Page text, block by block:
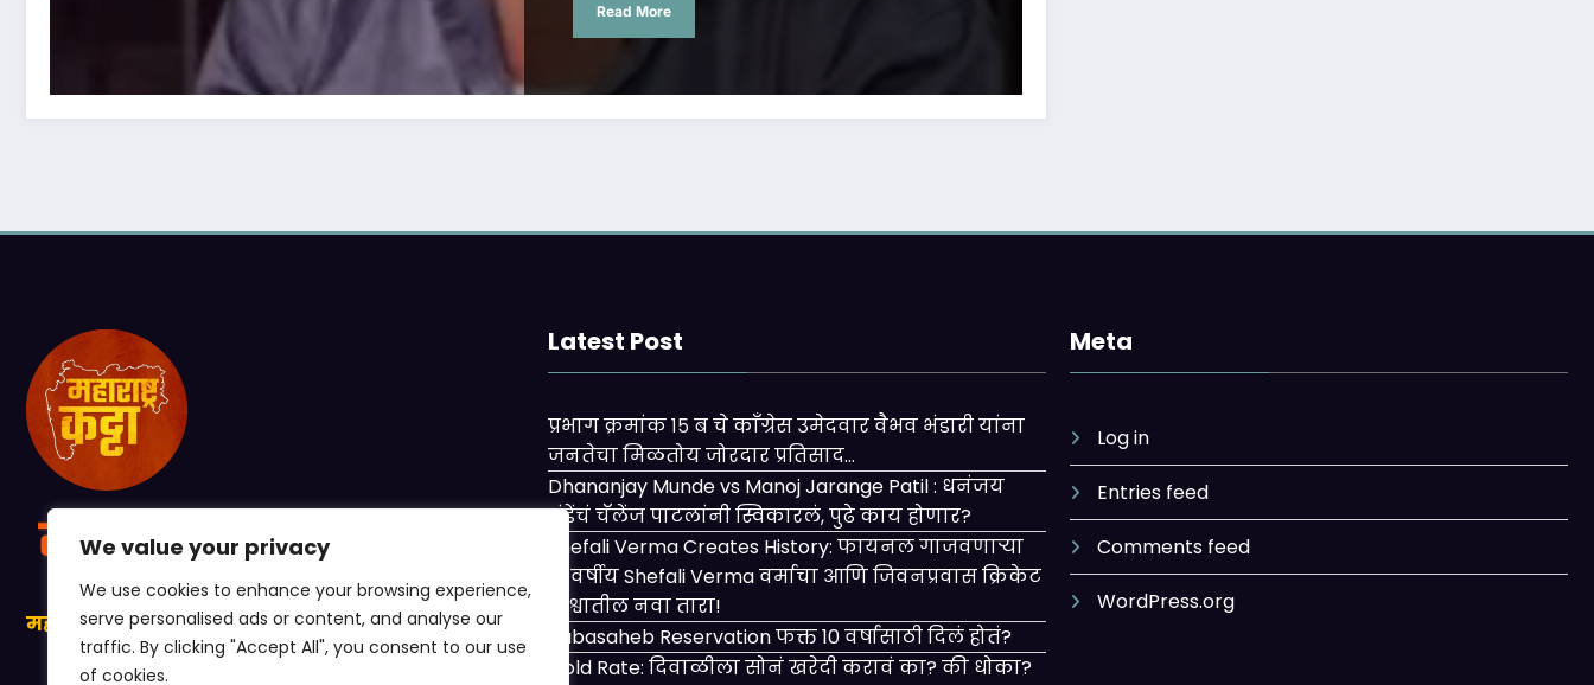
We value your privacy
We use cookies to enhance your browsing experience,
serve personalised ads or content, and analyse our
traffic. By clicking "Accept All", you consent to our use
of cookies.
Read More
महाराष्ट्राची प्रत्येक खबर, आपल्या कट्ट्यावर!
Latest Post
प्रभाग क्रमांक १५ ब चे काँग्रेस उमेदवार वैभव भंडारी यांना
जनतेचा मिळतोय जोरदार प्रतिसाद…
Dhananjay Munde vs Manoj Jarange Patil : धनंजय
मुंडेंचं चॅलेंज पाटलांनी स्विकारलं, पुढे काय होणार?
Shefali Verma Creates History: फायनल गाजवणाऱ्या
२१ वर्षीय Shefali Verma वर्माचा आणि जिवनप्रवास क्रिकेट
विश्वातील नवा तारा!
Babasaheb Reservation फक्त 10 वर्षासाठी दिलं होतं?
Gold Rate: दिवाळीला सोनं खरेदी करावं का? की धोका?
Meta
Log in
Entries feed
Comments feed
WordPress.org